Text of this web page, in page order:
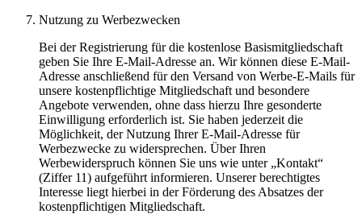
Nutzung zu Werbezwecken
Bei der Registrierung für die kostenlose Basismitgliedschaft
geben Sie Ihre E-Mail-Adresse an. Wir können diese E-Mail-
Adresse anschließend für den Versand von Werbe-E-Mails für
unsere kostenpflichtige Mitgliedschaft und besondere
Angebote verwenden, ohne dass hierzu Ihre gesonderte
Einwilligung erforderlich ist. Sie haben jederzeit die
Möglichkeit, der Nutzung Ihrer E-Mail-Adresse für
Werbezwecke zu widersprechen. Über Ihren
Werbewiderspruch können Sie uns wie unter „Kontakt“
(Ziffer 11) aufgeführt informieren. Unserer berechtigtes
Interesse liegt hierbei in der Förderung des Absatzes der
kostenpflichtigen Mitgliedschaft.